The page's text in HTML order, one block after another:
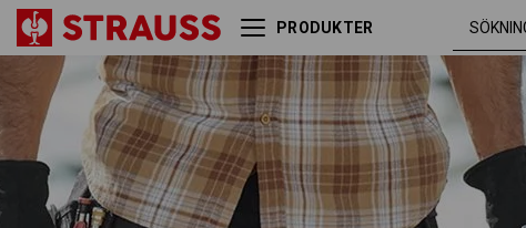
PRODUKTER
Hölster-byxa e.s.vintage svart